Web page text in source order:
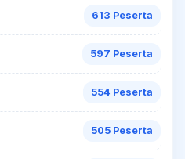
613 Peserta
597 Peserta
554 Peserta
505 Peserta